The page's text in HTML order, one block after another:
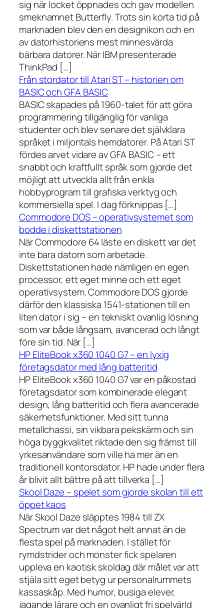
sig när locket öppnades och gav modellen
smeknamnet Butterfly. Trots sin korta tid på
marknaden blev den en designikon och en
av datorhistoriens mest minnesvärda
bärbara datorer. När IBM presenterade
ThinkPad […]
Från stordator till Atari ST – historien om
BASIC och GFA BASIC
BASIC skapades på 1960-talet för att göra
programmering tillgänglig för vanliga
studenter och blev senare det självklara
språket i miljontals hemdatorer. På Atari ST
fördes arvet vidare av GFA BASIC – ett
snabbt och kraftfullt språk som gjorde det
möjligt att utveckla allt från enkla
hobbyprogram till grafiska verktyg och
kommersiella spel. I dag förknippas […]
Commodore DOS – operativsystemet som
bodde i diskettstationen
När Commodore 64 läste en diskett var det
inte bara datorn som arbetade.
Diskettstationen hade nämligen en egen
processor, ett eget minne och ett eget
operativsystem. Commodore DOS gjorde
därför den klassiska 1541-stationen till en
liten dator i sig – en tekniskt ovanlig lösning
som var både långsam, avancerad och långt
före sin tid. När […]
HP EliteBook x360 1040 G7 – en lyxig
företagsdator med lång batteritid
HP EliteBook x360 1040 G7 var en påkostad
företagsdator som kombinerade elegant
design, lång batteritid och flera avancerade
säkerhetsfunktioner. Med sitt tunna
metallchassi, sin vikbara pekskärm och sin
höga byggkvalitet riktade den sig främst till
yrkesanvändare som ville ha mer än en
traditionell kontorsdator. HP hade under flera
år blivit allt bättre på att tillverka […]
Skool Daze – spelet som gjorde skolan till ett
öppet kaos
När Skool Daze släpptes 1984 till ZX
Spectrum var det något helt annat än de
flesta spel på marknaden. I stället för
rymdstrider och monster fick spelaren
uppleva en kaotisk skoldag där målet var att
stjäla sitt eget betyg ur personalrummets
kassaskåp. Med humor, busiga elever,
jagande lärare och en ovanligt fri spelvärld